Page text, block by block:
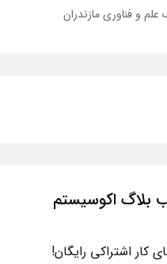
علم و فناوری مازندران
بلاگ اکوسیستم
کار اشتراکی رایگان!